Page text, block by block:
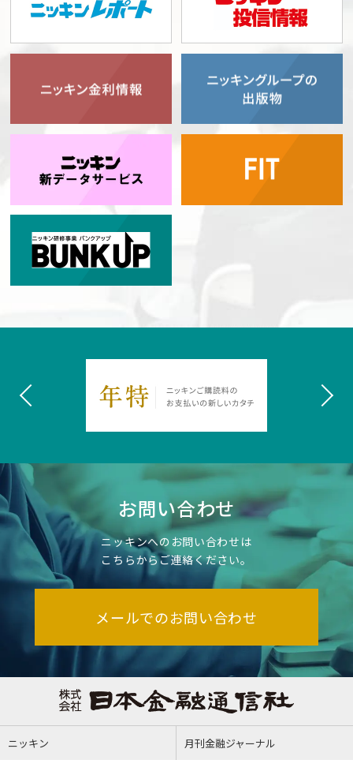
お問い合わせ
ニッキンへのお問い合わせは
こちらからご連絡ください。
メールでのお問い合わせ
ニッキン 月刊金融ジャーナル